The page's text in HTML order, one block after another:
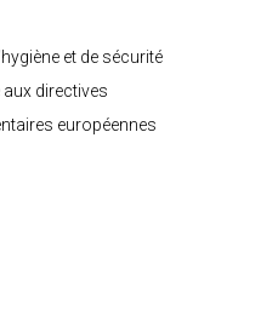
et de sécurité
aux directives
européennes